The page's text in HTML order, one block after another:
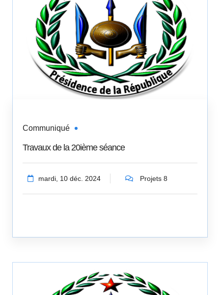
Communiqué
Travaux de la 20ième séance
mardi, 10 déc. 2024 Projets 8